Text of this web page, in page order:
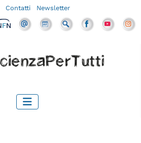
Contatti Newsletter